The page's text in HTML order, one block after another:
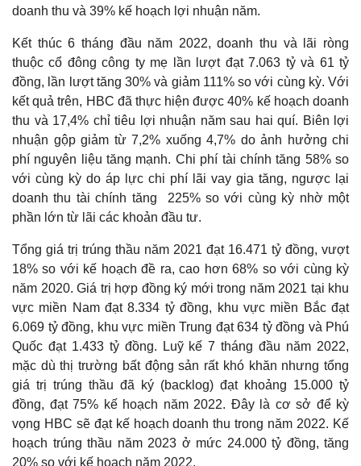
doanh thu và 39% kế hoạch lợi nhuận năm.
Kết thúc 6 tháng đầu năm 2022, doanh thu và lãi ròng
thuộc cổ đông công ty mẹ lần lượt đạt 7.063 tỷ và 61 tỷ
đồng, lần lượt tăng 30% và giảm 111% so với cùng kỳ. Với
kết quả trên, HBC đã thực hiện được 40% kế hoạch doanh
thu và 17,4% chỉ tiêu lợi nhuận năm sau hai quí. Biên lợi
nhuận gộp giảm từ 7,2% xuống 4,7% do ảnh hưởng chi
phí nguyên liệu tăng mạnh. Chi phí tài chính tăng 58% so
với cùng kỳ do áp lực chi phí lãi vay gia tăng, ngược lại
doanh thu tài chính tăng 225% so với cùng kỳ nhờ một
phần lớn từ lãi các khoản đầu tư.
Tổng giá trị trúng thầu năm 2021 đạt 16.471 tỷ đồng, vượt
18% so với kế hoạch đề ra, cao hơn 68% so với cùng kỳ
năm 2020. Giá trị hợp đồng ký mới trong năm 2021 tại khu
vực miền Nam đạt 8.334 tỷ đồng, khu vực miền Bắc đạt
6.069 tỷ đồng, khu vực miền Trung đạt 634 tỷ đồng và Phú
Quốc đạt 1.433 tỷ đồng. Luỹ kế 7 tháng đầu năm 2022,
mặc dù thị trường bất động sản rất khó khăn nhưng tổng
giá trị trúng thầu đã ký (backlog) đạt khoảng 15.000 tỷ
đồng, đạt 75% kế hoạch năm 2022. Đây là cơ sở để kỳ
vọng HBC sẽ đạt kế hoạch doanh thu trong năm 2022. Kế
hoạch trúng thầu năm 2023 ở mức 24.000 tỷ đồng, tăng
20% so với kế hoạch năm 2022.